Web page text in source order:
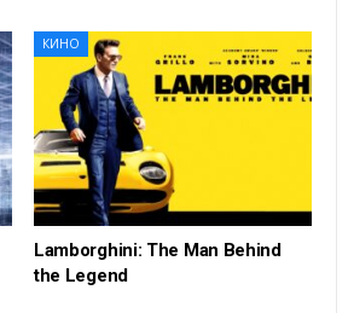
КИНО
Lamborghini: The Man Behind
the Legend